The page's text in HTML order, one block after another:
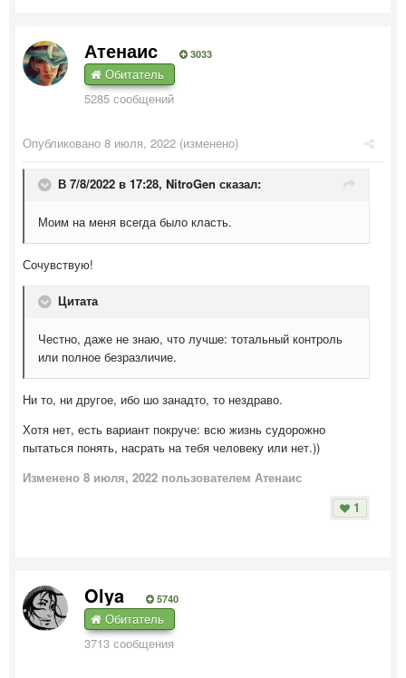
Атенаис 3033
Обитатель
5285 сообщений
Опубликовано 8 июля, 2022 (изменено)
В 7/8/2022 в 17:28, NitroGen сказал:
Моим на меня всегда было класть.
Сочувствую!
Цитата
Честно, даже не знаю, что лучше: тотальный контроль
или полное безразличие.
Ни то, ни другое, ибо шо занадто, то нездраво.
Хотя нет, есть вариант покруче: всю жизнь судорожно
пытаться понять, насрать на тебя человеку или нет.))
Изменено 8 июля, 2022 пользователем Атенаис
1
Olya 5740
Обитатель
3713 сообщения